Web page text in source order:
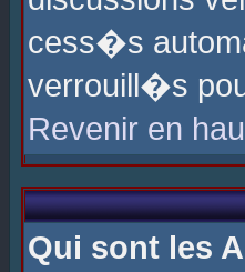
cess�s
verrouill�s
Revenir en
Qui sont les